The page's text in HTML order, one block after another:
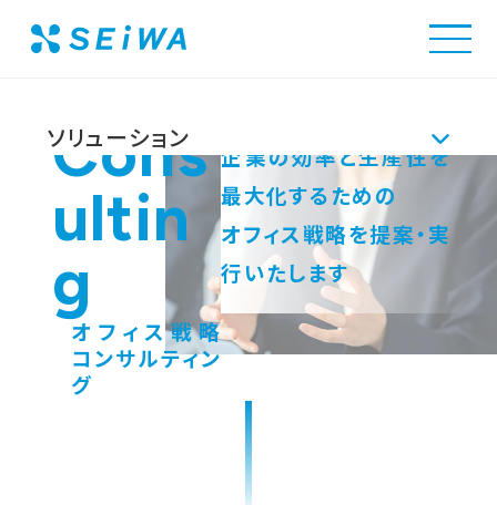
ソリューション
Solution
ソリューショントップ
環境空間構築ソリューション
オフィス移転・リニューアルサービス
事例・実績
解決できる課題
会社情報
Company
Cons
ultin
g
オフィス戦略
コンサルティン
グ
企業の効率と生産性を
最大化するための
オフィス戦略を提案・実
行いたします